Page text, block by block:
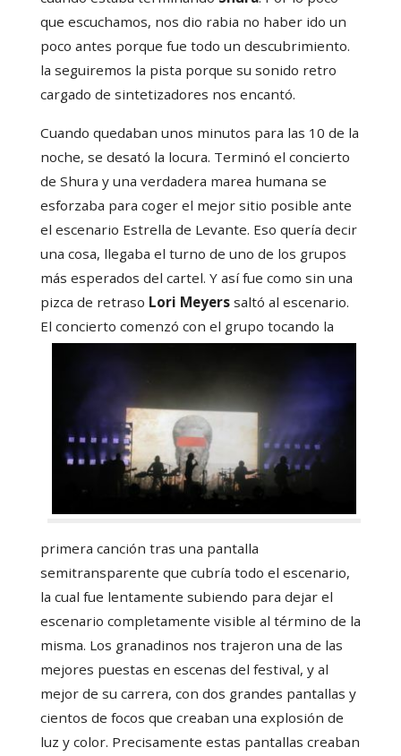
que escuchamos, nos dio rabia no haber ido un
poco antes porque fue todo un descubrimiento.
la seguiremos la pista porque su sonido retro
cargado de sintetizadores nos encantó.
Cuando quedaban unos minutos para las 10 de la
noche, se desató la locura. Terminó el concierto
de Shura y una verdadera marea humana se
esforzaba para coger el mejor sitio posible ante
el escenario Estrella de Levante. Eso quería decir
una cosa, llegaba el turno de uno de los grupos
más esperados del cartel. Y así fue como sin una
pizca de retraso Lori Meyerssaltó al escenario.
El concierto comenzó con el grupo tocando la
primera canción tras una pantalla
semitransparente que cubría todo el escenario,
la cual fue lentamente subiendo para dejar el
escenario completamente visible al término de la
misma. Los granadinos nos trajeron una de las
mejores puestas en escenas del festival, y al
mejor de su carrera, con dos grandes pantallas y
cientos de focos que creaban una explosión de
luz y color. Precisamente estas pantallas creaban